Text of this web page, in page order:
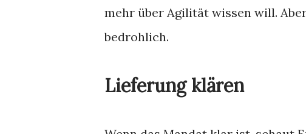
mehr über Agilität wissen will.
bedrohlich.
Lieferung klären